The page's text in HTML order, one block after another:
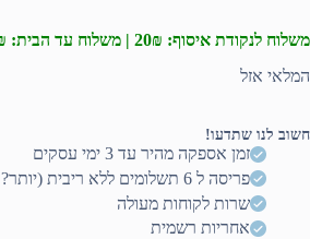
משלוח לנקודת איסוף: 20₪ | משלוח עד הבית: 50₪
המלאי אזל
חשוב לנו שתדעו!
זמן אספקה מהיר עד 3 ימי עסקים
פריסה ל 6 תשלומים ללא ריבית (יותר? דברו איתנו)
שרות לקוחות מעולה
אחריות רשמית